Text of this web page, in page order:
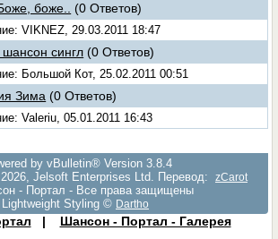
боже.. (0 Ответов)
VIKNEZ, 29.03.2011 18:47
сингл (0 Ответов)
Большой Кот, 25.02.2011 00:51
Зима (0 Ответов)
Valeriu, 05.01.2011 16:43
by vBulletin® Version 3.8.4
Jelsoft Enterprises Ltd. Перевод:
zCarot
- Портал - Все права защищены
Lightweight Styling © Dartho
| Шансон - Портал - Галерея